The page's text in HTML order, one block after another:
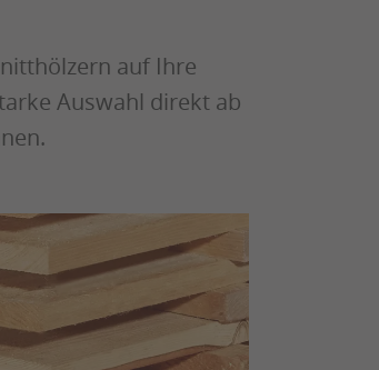
auf Ihre
Auswahl direkt ab